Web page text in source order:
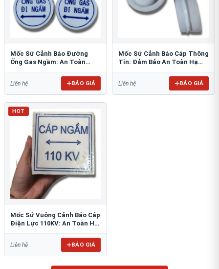
Mốc Sứ Cảnh Báo Đường
Ống Gas Ngầm: An Toàn
Liên hệ BÁO GIÁ
Mốc Sứ Cảnh Báo Cáp Thông
Tin: Đảm Bảo An Toàn Hạ
Liên hệ BÁO GIÁ
HOT
Mốc Sứ Vuông Cảnh Báo Cáp
Điện Lực 110KV: An Toàn Hệ
Liên hệ BÁO GIÁ